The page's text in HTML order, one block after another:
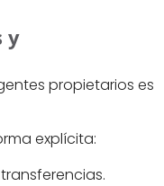
y
propietarios es
explícita: